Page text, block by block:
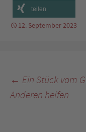
teilen
12. September 2023
← Ein Stück vom
Anderen helfen